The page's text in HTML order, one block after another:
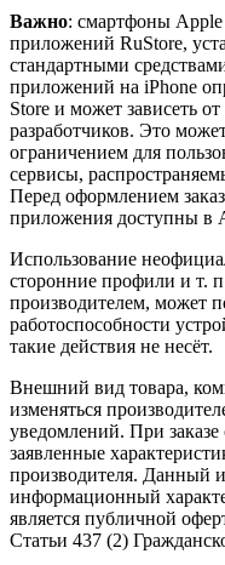
Важно: смартфоны
приложений RuStore,
стандартными
приложений на iPhone
Store и может зависеть
разработчиков. Это
ограничением для
сервисы,
Перед оформлением
приложения доступны в
Использование
сторонние профили и т.
производителем, может
работоспособности
такие действия не несёт.
Внешний вид товара,
изменяться
уведомлений. При заказе
заявленные
производителя. Данный
информационный
является публичной
Статьи 437 (2)